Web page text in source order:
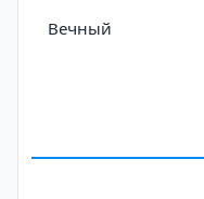
Вечный